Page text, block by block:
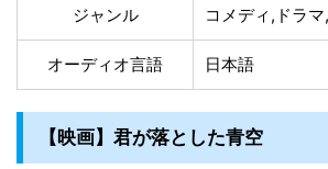
ジャンル コメディ,ドラ
オーディオ言語 日本語
【映画】君が落とした青空